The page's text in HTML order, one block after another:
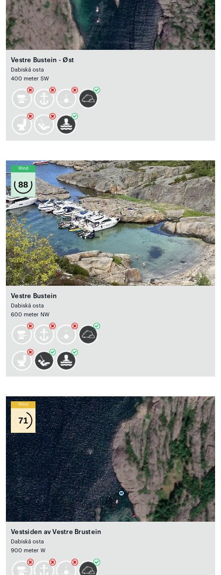
Vestre Bustein - Øst
Dabiskā osta
400 meter SW
Wind
88
Vestre Bustein
Dabiskā osta
600 meter NW
Wind
71
Vestsiden av Vestre Brustein
Dabiskā osta
900 meter W